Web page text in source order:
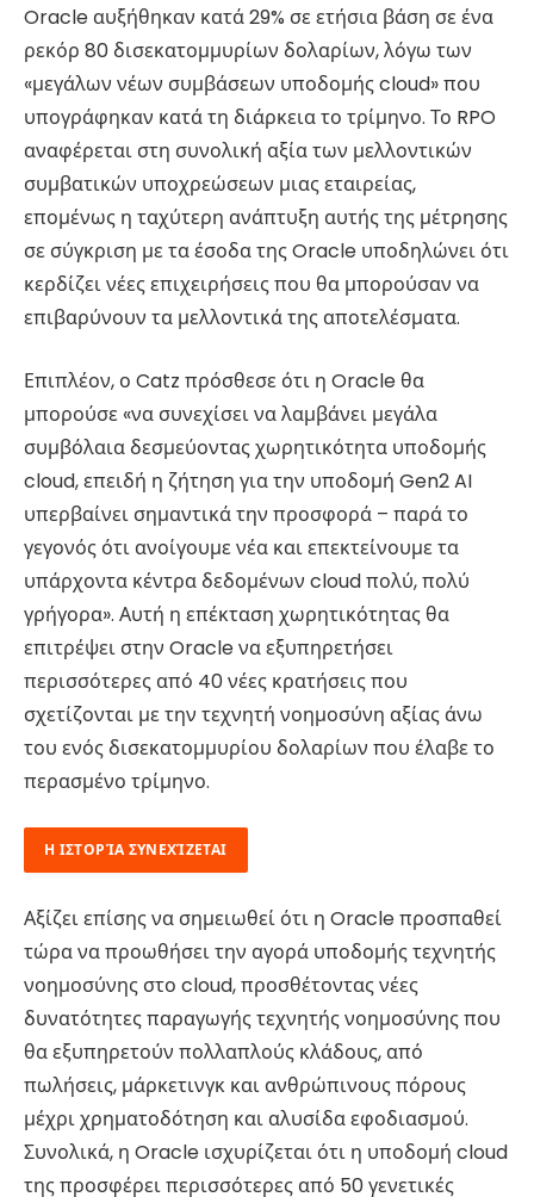
Oracle αυξήθηκαν κατά 29% σε ετήσια βάση σε ένα
ρεκόρ 80 δισεκατομμυρίων δολαρίων, λόγω των
«μεγάλων νέων συμβάσεων υποδομής cloud» που
υπογράφηκαν κατά τη διάρκεια το τρίμηνο. Το RPO
αναφέρεται στη συνολική αξία των μελλοντικών
συμβατικών υποχρεώσεων μιας εταιρείας,
επομένως η ταχύτερη ανάπτυξη αυτής της μέτρησης
σε σύγκριση με τα έσοδα της Oracle υποδηλώνει ότι
κερδίζει νέες επιχειρήσεις που θα μπορούσαν να
επιβαρύνουν τα μελλοντικά της αποτελέσματα.
Επιπλέον, ο Catz πρόσθεσε ότι η Oracle θα
μπορούσε «να συνεχίσει να λαμβάνει μεγάλα
συμβόλαια δεσμεύοντας χωρητικότητα υποδομής
cloud, επειδή η ζήτηση για την υποδομή Gen2 AI
υπερβαίνει σημαντικά την προσφορά – παρά το
γεγονός ότι ανοίγουμε νέα και επεκτείνουμε τα
υπάρχοντα κέντρα δεδομένων cloud πολύ, πολύ
γρήγορα». Αυτή η επέκταση χωρητικότητας θα
επιτρέψει στην Oracle να εξυπηρετήσει
περισσότερες από 40 νέες κρατήσεις που
σχετίζονται με την τεχνητή νοημοσύνη αξίας άνω
του ενός δισεκατομμυρίου δολαρίων που έλαβε το
περασμένο τρίμηνο.
Η ΙΣΤΟΡΊΑ ΣΥΝΕΧΊΖΕΤΑΙ
Αξίζει επίσης να σημειωθεί ότι η Oracle προσπαθεί
τώρα να προωθήσει την αγορά υποδομής τεχνητής
νοημοσύνης στο cloud, προσθέτοντας νέες
δυνατότητες παραγωγής τεχνητής νοημοσύνης που
θα εξυπηρετούν πολλαπλούς κλάδους, από
πωλήσεις, μάρκετινγκ και ανθρώπινους πόρους
μέχρι χρηματοδότηση και αλυσίδα εφοδιασμού.
Συνολικά, η Oracle ισχυρίζεται ότι η υποδομή cloud
της προσφέρει περισσότερες από 50 γενετικές